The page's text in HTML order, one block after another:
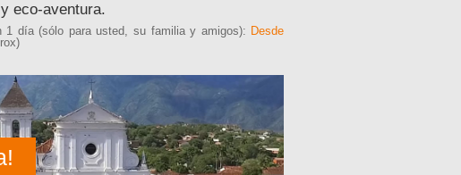
eco-aventura.
1 día (sólo para usted, su familia y amigos): Desde